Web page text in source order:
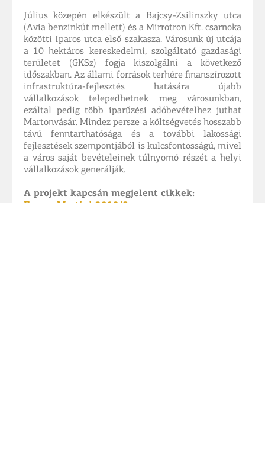
Július közepén elkészült a Bajcsy-Zsilinszky utca
(Avia benzinkút mellett) és a Mirrotron Kft. csarnoka
közötti Iparos utca első szakasza. Városunk új utcája
a 10 hektáros kereskedelmi, szolgáltató gazdasági
területet (GKSz) fogja kiszolgálni a következő
időszakban. Az állami források terhére finanszírozott
infrastruktúra-fejlesztés hatására újabb
vállalkozások telepedhetnek meg városunkban,
ezáltal pedig több iparűzési adóbevételhez juthat
Martonvásár. Mindez persze a költségvetés hosszabb
távú fenntarthatósága és a további lakossági
fejlesztések szempontjából is kulcsfontosságú, mivel
a város saját bevételeinek túlnyomó részét a helyi
vállalkozások generálják.​​​​​​​
A projekt kapcsán megjelent cikkek:
Forum Martini 2019/8.